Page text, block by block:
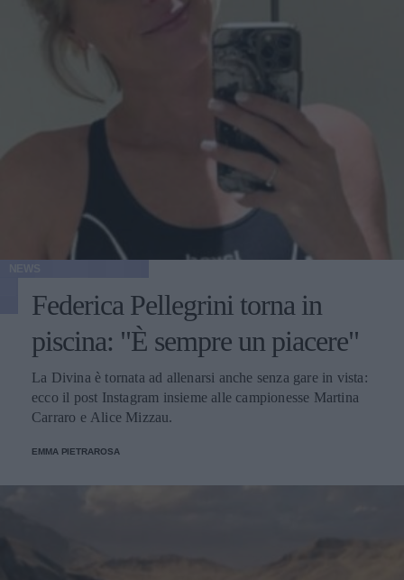
Federica Pellegrini torna in
piscina: "È sempre un piacere"
La Divina è tornata ad allenarsi anche senza gare in vista:
ecco il post Instagram insieme alle campionesse Martina
Carraro e Alice Mizzau.
EMMA PIETRAROSA